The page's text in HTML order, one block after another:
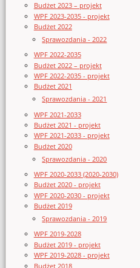
Budżet 2023 – projekt
WPF 2023-2035 - projekt
Budżet 2022
Sprawozdania - 2022
WPF 2022-2035
Budżet 2022 – projekt
WPF 2022-2035 - projekt
Budżet 2021
Sprawozdania - 2021
WPF 2021-2033
Budżet 2021 - projekt
WPF 2021-2033 - projekt
Budżet 2020
Sprawozdania - 2020
WPF 2020-2033 (2020-2030)
Budżet 2020 - projekt
WPF 2020-2030 - projekt
Budżet 2019
Sprawozdania - 2019
WPF 2019-2028
Budżet 2019 - projekt
WPF 2019-2028 - projekt
Budżet 2018